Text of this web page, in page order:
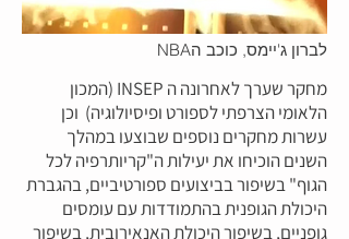
לברון ג'יימס, כוכב הNBA
מחקר שערך לאחרונה ה INSEP (המכון
הלאומי הצרפתי לספורט ופיסיולוגיה) וכן
עשרות מחקרים נוספים שבוצעו במהלך
השנים הוכיחו את יעילות ה"קריותרפיה לכל
הגוף" בשיפור בביצועים ספורטיביים, בהגברת
היכולת הגופנית בהתמודדות עם עומסים
גופניים, בשיפור היכולת האנאירובית, בשיפור